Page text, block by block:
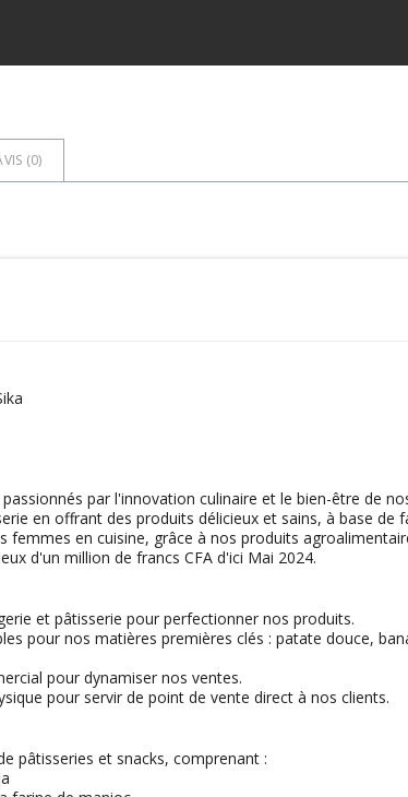
(0)
passionnés par l'innovation culinaire et le bien-être de
en offrant des produits délicieux et sains, à base de
femmes en cuisine, grâce à nos produits
d'un million de francs CFA d'ici Mai 2024.
et pâtisserie pour perfectionner nos produits.
pour nos matières premières clés : patate douce,
pour dynamiser nos ventes.
pour servir de point de vente direct à nos clients.
pâtisseries et snacks, comprenant :